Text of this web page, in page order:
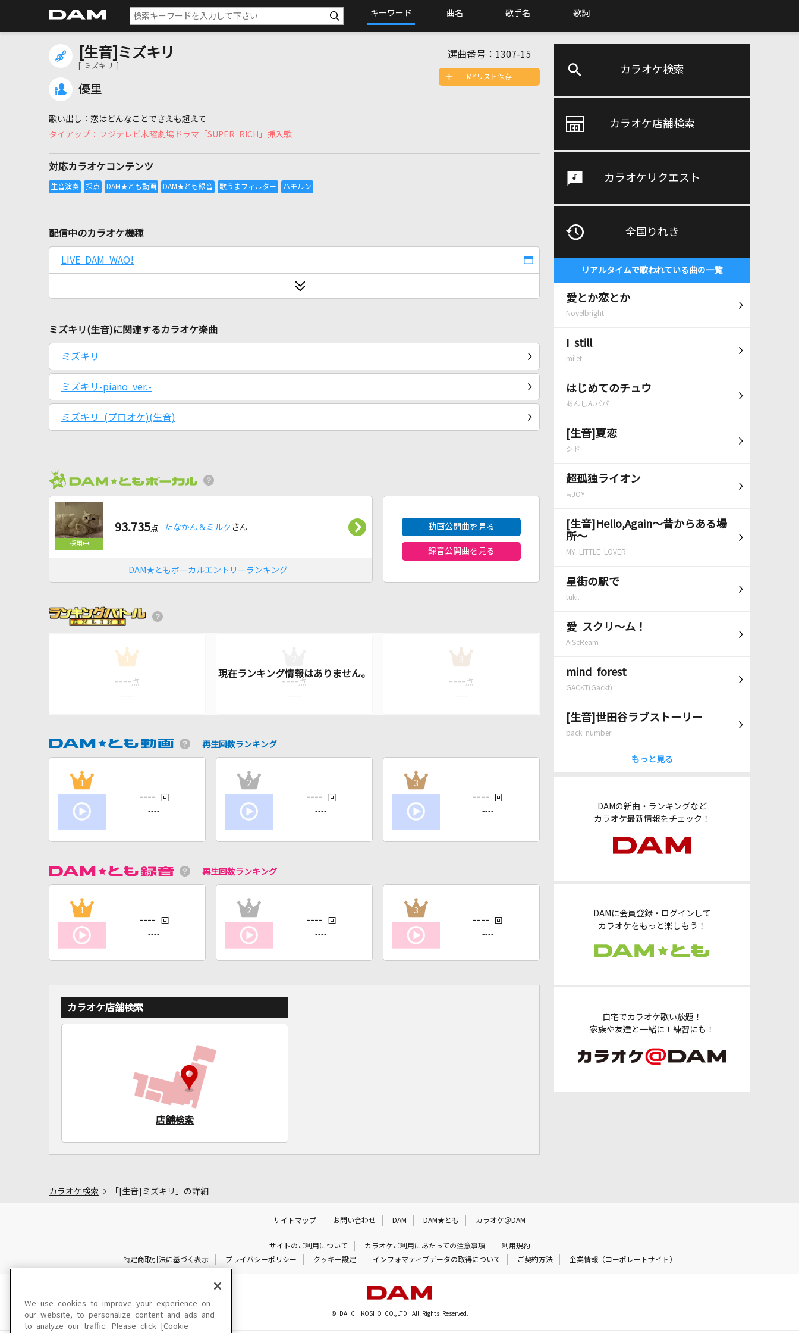
キーワード 曲名 歌手名 歌詞
カラオケ検索
カラオケ店舗検索
カラオケリクエスト
全国りれき
リアルタイムで歌われている曲の一覧
愛とか恋とか
Novelbright
I still
milet
はじめてのチュウ
あんしんパパ
[生音]夏恋
シド
超孤独ライオン
≒JOY
[生音]Hello,Again～昔からある場
所～
MY LITTLE LOVER
星街の駅で
tuki.
愛 スクリ～ム！
AiScReam
mind forest
GACKT(Gackt)
[生音]世田谷ラブストーリー
back number
もっと見る
DAMの新曲・ランキングなど
カラオケ最新情報をチェック！
DAMに会員登録・ログインして
カラオケをもっと楽しもう！
自宅でカラオケ歌い放題！
家族や友達と一緒に！練習にも！
[生音]ミズキリ
[ ミズキリ ]
優里
選曲番号： 1307-15
恋はどんなことでさえも超えて
フジテレビ木曜劇場ドラマ「SUPER RICH」挿入歌
対応カラオケコンテンツ
MYリスト保存
配信中のカラオケ機種
LIVE DAM WAO!
ミズキリ(生音)に関連するカラオケ楽曲
ミズキリ
ミズキリ-piano ver.-
ミズキリ (プロオケ)(生音)
93.735点 たなかん＆ミルク さん
DAM★ともボーカルエントリーランキング
動画公開曲を見る
録音公開曲を見る
1
---- 点
----
---- 点
----
3
---- 点
----
再生回数ランキング
1
---- 回
----
2
---- 回
----
3
---- 回
----
再生回数ランキング
1
---- 回
----
2
---- 回
----
3
---- 回
----
カラオケ店舗検索
店舗検索
カラオケ検索 「[生音]ミズキリ」の詳細
サイトマップ お問い合わせ DAM DAM★とも カラオケ＠DAM
サイトのご利用について カラオケご利用にあたっての注意事項
利用規約
特定商取引法に基づく表示
プライバシーポリシー クッキー設定 インフォマティブデータの取得について ご契約方法 企業情報（コーポレートサイト）
© DAIICHIKOSHO CO.,LTD. All Rights Reserved.
We use cookies to improve your experience on
our website, to personalize content and ads and
to analyze our traffic. Please click [Cookie